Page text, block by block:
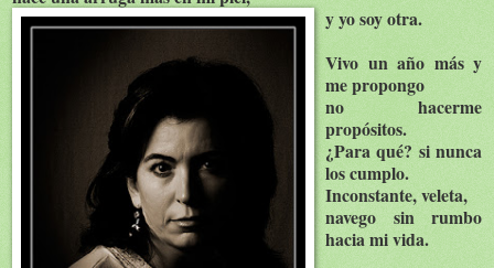
y yo soy otra.
Vivo un año más y
me propongo
no hacerme
propósitos.
¿Para qué? si nunca
los cumplo.
Inconstante, veleta,
navego sin rumbo
hacia mi vida.